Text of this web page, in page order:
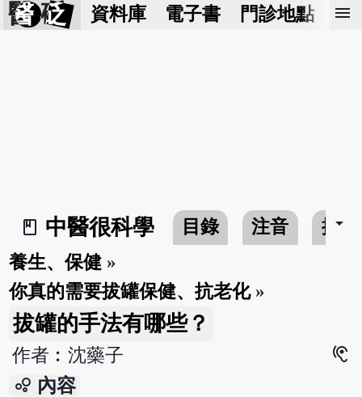
醫 砭 資料庫 電子書 門診地點 預
menu
book_2
中醫很科學 目錄 注音 搜尋
arrow_drop_down
養生、保健 »
你真的需要拔罐保健、抗老化»
拔罐的手法有哪些？
作者︰沈藥子
hearing
bubble_chart 內容